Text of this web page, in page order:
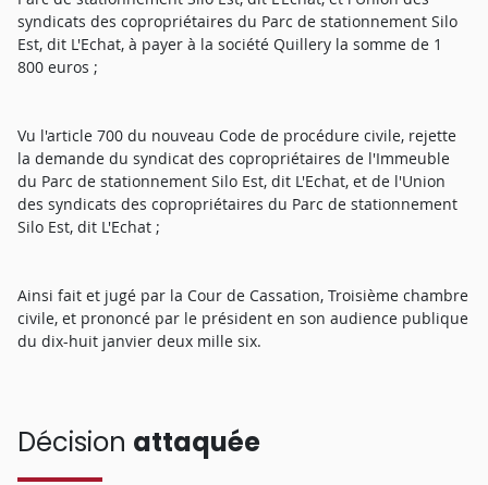
syndicats des copropriétaires du Parc de stationnement Silo
Est, dit L'Echat, à payer à la société Quillery la somme de 1
800 euros ;
Vu l'article 700 du nouveau Code de procédure civile, rejette
la demande du syndicat des copropriétaires de l'Immeuble
du Parc de stationnement Silo Est, dit L'Echat, et de l'Union
des syndicats des copropriétaires du Parc de stationnement
Silo Est, dit L'Echat ;
Ainsi fait et jugé par la Cour de Cassation, Troisième chambre
civile, et prononcé par le président en son audience publique
du dix-huit janvier deux mille six.
Décision attaquée